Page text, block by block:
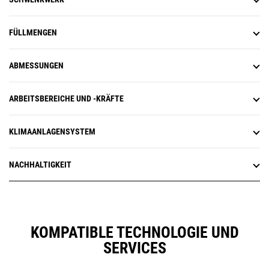
FÜLLMENGEN
ABMESSUNGEN
ARBEITSBEREICHE UND -KRÄFTE
KLIMAANLAGENSYSTEM
NACHHALTIGKEIT
KOMPATIBLE TECHNOLOGIE UND
SERVICES